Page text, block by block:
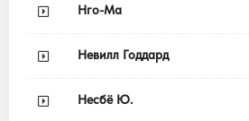
Нго-Ма
Невилл Годдард
Несбё Ю.